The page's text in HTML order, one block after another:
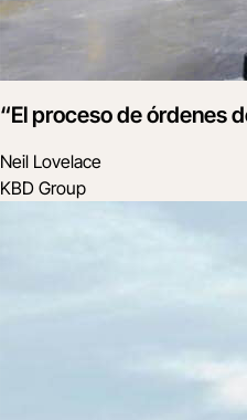
“El proceso de órdenes
Neil Lovelace
KBD Group